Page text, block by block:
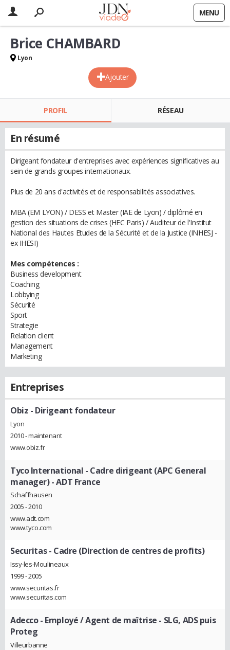
MENU
Ajouter
Brice CHAMBARD
Lyon
PROFIL RÉSEAU
En résumé
Dirigeant fondateur d'entreprises avec expériences significatives au
sein de grands groupes internationaux.
Plus de 20 ans d'activités et de responsabilités associatives.
MBA (EM LYON) / DESS et Master (IAE de Lyon) / diplômé en
gestion des situations de crises (HEC Paris) / Auditeur de l'Institut
National des Hautes Etudes de la Sécurité et de la Justice (INHESJ -
ex IHESI)
Mes compétences :
Business development
Coaching
Lobbying
Sécurité
Sport
Strategie
Relation client
Management
Marketing
Entreprises
Obiz - Dirigeant fondateur
Lyon
2010 - maintenant
www.obiz.fr
Tyco International - Cadre dirigeant (APC General
manager) - ADT France
Schaffhausen
2005 - 2010
www.adt.com
www.tyco.com
Securitas- Cadre (Direction de centres de profits)
Issy-les-Moulineaux
1999 - 2005
www.securitas.fr
www.securitas.com
Adecco- Employé / Agent de maîtrise - SLG, ADS puis
Proteg
Villeurbanne